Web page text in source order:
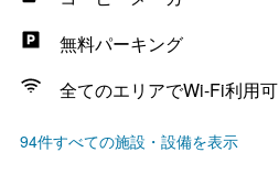
無料パーキング
全てのエリアでWi-Fi利用可
94件すべての施設・設備を表示